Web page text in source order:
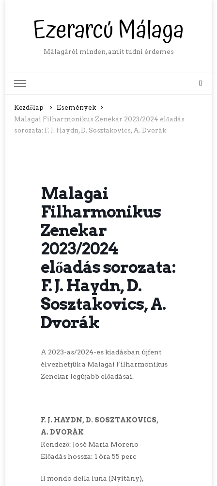
Ezerarcú Málaga
Málagáról minden, amit tudni érdemes
Kezdőlap
Események
Malagai Filharmonikus Zenekar 2023/2024 előadás
sorozata: F. J. Haydn, D. Sosztakovics, A. Dvorák
Malagai
Filharmonikus
Zenekar
2023/2024
előadás sorozata:
F. J. Haydn, D.
Sosztakovics, A.
Dvorák
A 2023-as/2024-es kiadásban újfent
élvezhetjük a Malagai Filharmonikus
Zenekar legújabb előadásai.
F. J. HAYDN, D. SOSZTAKOVICS,
A. DVORÁK
Rendező: José María Moreno
Előadás hossza: 1 óra 55 perc
Il mondo della luna (Nyitány),